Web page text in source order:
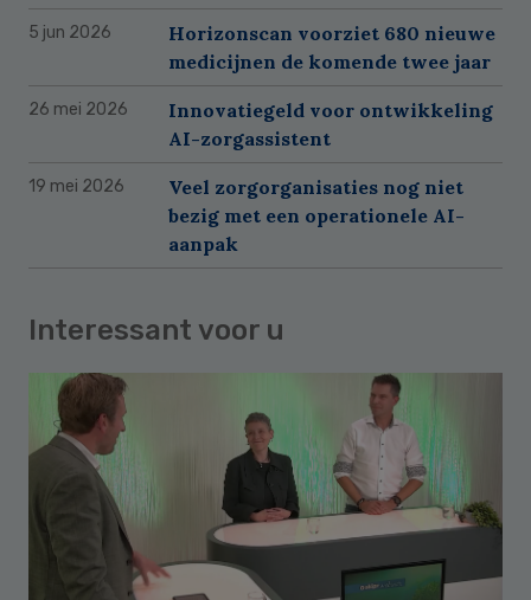
5 jun 2026
Horizonscan voorziet 680 nieuwe
medicijnen de komende twee jaar
26 mei 2026
Innovatiegeld voor ontwikkeling
AI-zorgassistent
19 mei 2026
Veel zorgorganisaties nog niet
bezig met een operationele AI-
aanpak
Interessant voor u